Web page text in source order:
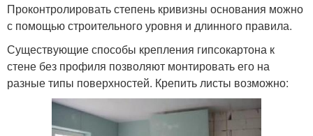
Проконтролировать степень кривизны основания можно
с помощью строительного уровня и длинного правила.
Существующие способы крепления гипсокартона к
стене без профиля позволяют монтировать его на
разные типы поверхностей. Крепить листы возможно: